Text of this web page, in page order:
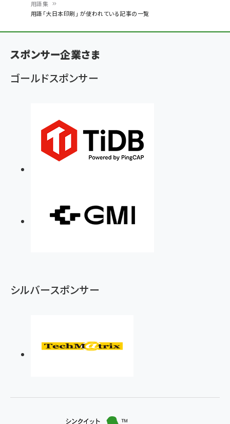
ン
く
ず
用語集
用語「大日本印刷」 が使われている記事の一覧
スポンサー企業さま
ゴールドスポンサー
シルバースポンサー